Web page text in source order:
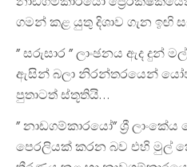
ගමන් කළ යුතු දිශාව ගැන ඉඟි
” සරුසාර ” ලාංඡනය ඇද
ඇසින් බලා නිරන්තරයෙන්
පුතාටත් ස්තූතියි…
” නාඩගම්කාරයෝ” ශ්‍රී
පෙරලියක් කරන බව එහි මුල්